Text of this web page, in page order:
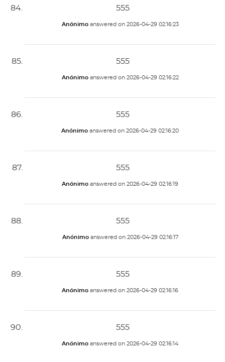
555
Anónimoanswered on 2026-04-29 02:16:23
555
Anónimoanswered on 2026-04-29 02:16:22
555
Anónimo answered on 2026-04-29 02:16:20
555
Anónimo answered on 2026-04-29 02:16:19
555
Anónimoanswered on 2026-04-29 02:16:17
555
Anónimo answered on 2026-04-29 02:16:16
555
Anónimo answered on 2026-04-29 02:16:14